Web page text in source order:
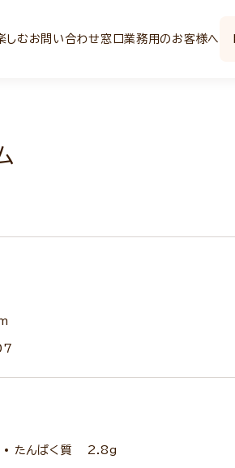
しむお問い合わせ窓口業務用のお客様へ
たんぱく質 2.8g